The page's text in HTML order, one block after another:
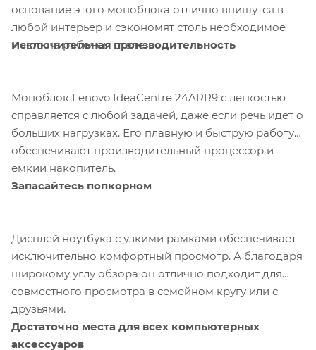
основание этого моноблока отлично впишутся в
любой интерьер и сэкономят столь необходимое
место на рабочем столе.
Исключительная производительность
Моноблок Lenovo IdeaCentre 24ARR9 с легкостью
справляется с любой задачей, даже если речь идет о
больших нагрузках. Его плавную и быструю работу
обеспечивают производительный процессор и
емкий накопитель.
Запасайтесь попкорном
Дисплей ноутбука с узкими рамками обеспечивает
исключительно комфортный просмотр. А благодаря
широкому углу обзора он отлично подходит для
совместного просмотра в семейном кругу или с
друзьями.
Достаточно места для всех компьютерных
аксессуаров